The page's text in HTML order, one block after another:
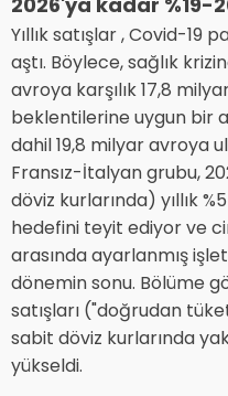
Yıllık satışlar , Covid-19
aştı. Böylece, sağlık
avroya karşılık 17,8
beklentilerine uygun bir
dahil 19,8 milyar avroya
Fransız-İtalyan grubu,
döviz kurlarında) yıllık
hedefini teyit ediyor ve
arasında ayarlanmış
dönemin sonu. Bölüme
satışları ("doğrudan
sabit döviz kurlarında
yükseldi.